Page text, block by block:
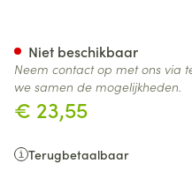
€ 23,55
Terugbetaalbaar
Niet beschikbaar
Neem contact op met ons via
we samen de mogelijkheden.